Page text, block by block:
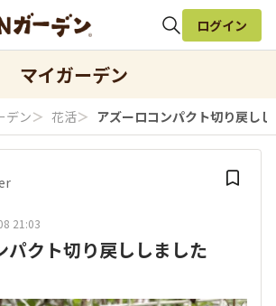
検索
ログイン
マイガーデン
デン＞ 花活＞ アズーロコンパクト切り戻し
21:03
パクト切り戻ししました